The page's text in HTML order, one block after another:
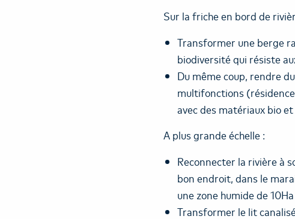
Sur la friche en bord de
Transformer une berge
biodiversité qui résiste
Du même coup, rendre
multifonctions
avec des matériaux bio
A plus grande échelle :
Reconnecter la rivière à
bon endroit, dans le
une zone humide de
Transformer le lit